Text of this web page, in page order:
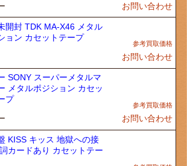
お問い合わせ
開封 TDK MA-X46 メタル
ョン カセットテープ
お問い合わせ
SONY スーパーメタルマ
メタルポジション カセッ
プ
お問い合わせ
KISS キッス 地獄への接
カードあり カセットテー